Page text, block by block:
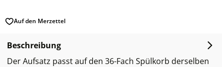
Auf den Merzettel
Beschreibung
Der Aufsatz passt auf den 36-Fach Spülkorb derselben